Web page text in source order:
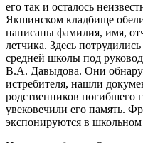
его так и осталось
Якшинском кладбище
написаны фамилия, имя,
летчика. Здесь
средней школы под
В.А. Давыдова. Они
истребителя, нашли
родственников погибшего
увековечили его память.
экспонируются в школьном